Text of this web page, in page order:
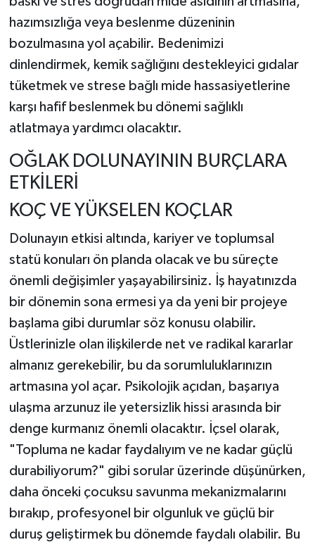
hazımsızlığa veya beslenme düzeninin
bozulmasına yol açabilir. Bedenimizi
dinlendirmek, kemik sağlığını destekleyici gıdalar
tüketmek ve strese bağlı mide hassasiyetlerine
karşı hafif beslenmek bu dönemi sağlıklı
atlatmaya yardımcı olacaktır.
OĞLAK DOLUNAYININ BURÇLARA
ETKİLERİ
KOÇ VE YÜKSELEN KOÇLAR
Dolunayın etkisi altında, kariyer ve toplumsal
statü konuları ön planda olacak ve bu süreçte
önemli değişimler yaşayabilirsiniz. İş hayatınızda
bir dönemin sona ermesi ya da yeni bir projeye
başlama gibi durumlar söz konusu olabilir.
Üstlerinizle olan ilişkilerde net ve radikal kararlar
almanız gerekebilir, bu da sorumluluklarınızın
artmasına yol açar. Psikolojik açıdan, başarıya
ulaşma arzunuz ile yetersizlik hissi arasında bir
denge kurmanız önemli olacaktır. İçsel olarak,
"Topluma ne kadar faydalıyım ve ne kadar güçlü
durabiliyorum?" gibi sorular üzerinde düşünürken,
daha önceki çocuksu savunma mekanizmalarını
bırakıp, profesyonel bir olgunluk ve güçlü bir
duruş geliştirmek bu dönemde faydalı olabilir. Bu